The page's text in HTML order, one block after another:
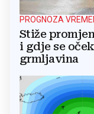
PROGNOZA
Stiže
i gdje se
grmljavina